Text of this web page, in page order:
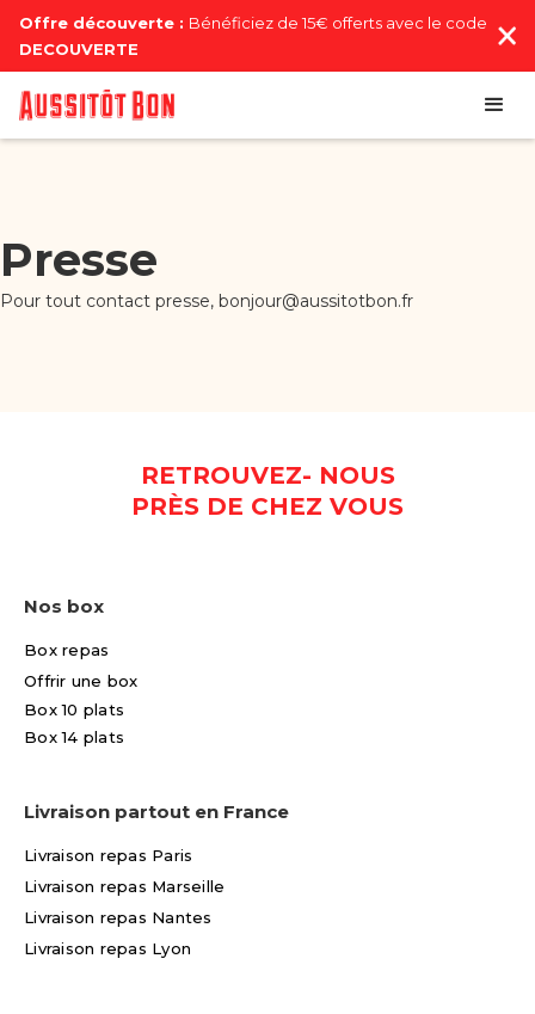
Offre découverte : Bénéficiez de 15€ offerts avec le code
DECOUVERTE
Presse
Pour tout contact presse, bonjour@aussitotbon.fr
RETROUVEZ- NOUS
PRÈS DE CHEZ VOUS
Nos box
Box repas
Offrir une box
Box 10 plats
Box 14 plats
Livraison partout en France
Livraison repas Paris
Livraison repas Marseille
Livraison repas Nantes
Livraison repas Lyon